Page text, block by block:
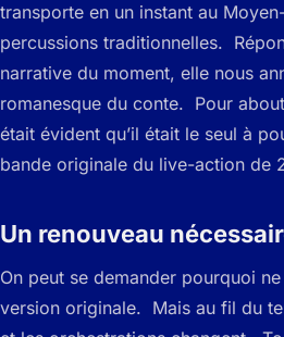
transporte en un instant au
percussions traditionnelles.
narrative du moment, elle nous
romanesque du conte. Pour
était évident qu’il était le seul à
bande originale du live-action de
Un renouveau
On peut se demander pourquoi
version originale. Mais au fil du